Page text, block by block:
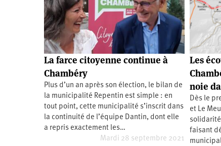
Entreprises
Entreprises
Automobile
Aéronautique
Commerce
Hôpitaux
SNCF
Oppressions
Oppressions
Antiracisme
Féminisme
LGBTI
Économie
Écologie
Éducation
Santé
Vidéos
Chine
États-
Unis
Continents
Afrique
Amérique
du
Amérique
latine
La farce citoyenne continue à
Chambéry
Plus d’un an après son élection, le bilan de
la municipalité Repentin est simple : en
tout point, cette municipalité s’inscrit dans
la continuité de l’équipe Dantin, dont elle
a repris exactement les…
Mardi 28 septembre 2021
Les
noie
Dès le
et Le
solidarité
faisant